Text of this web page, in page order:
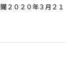
２０２０年３月２１